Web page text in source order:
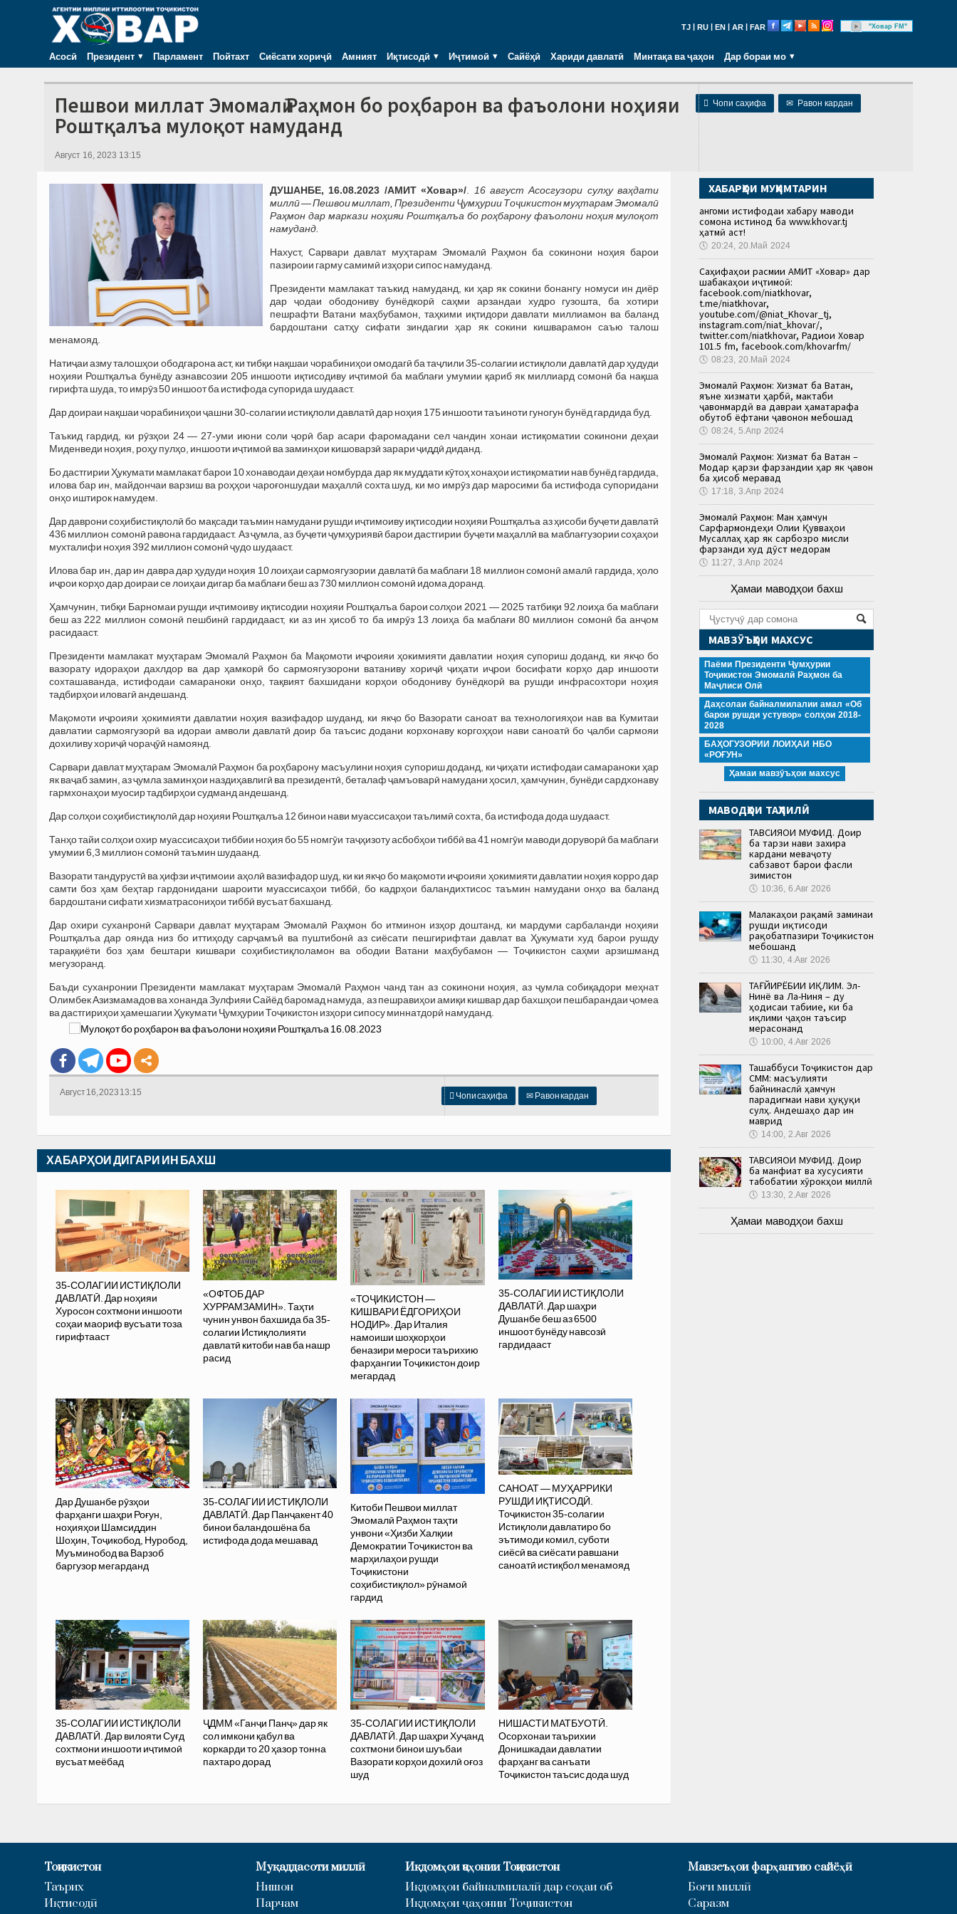
TJ RU EN AR FAR "Ховар FM"
Асосӣ Президент Парламент Пойтахт Сиёсати хориҷӣ Амният Иқтисодӣ Иҷтимоӣ Сайёҳӣ Хариди давлатӣ Минтақа ва ҷаҳон Дар бораи мо
 Чопи саҳифа ✉ Равон кардан
Пешвои миллат Эмомалӣ Раҳмон бо роҳбарон ва фаъолони ноҳияи
Роштқалъа мулоқот намуданд
Август 16, 2023 13:15
ДУШАНБЕ, 16.08.2023 /АМИТ «Ховар»/
16 август Асосгузори сулҳу ваҳдати
миллӣ — Пешвои миллат, Президенти Ҷумҳурии Тоҷикистон муҳтарам Эмомалӣ
Раҳмон дар маркази ноҳияи Роштқалъа бо роҳбарону фаъолони ноҳия мулоқот
намуданд.
Нахуст, Сарвари давлат муҳтарам Эмомалӣ Раҳмон ба сокинони ноҳия барои
пазироии гарму самимӣ изҳори сипос намуданд.
Президенти мамлакат таъкид намуданд, ки ҳар як сокини бонангу номуси ин диёр
дар ҷодаи ободониву бунёдкорӣ саҳми арзандаи худро гузошта, ба хотири
пешрафти Ватани маҳбубамон, таҳкими иқтидори давлати миллиамон ва баланд
бардоштани сатҳу сифати зиндагии ҳар як сокини кишварамон саъю талош
менамояд.
Натиҷаи азму талошҳои ободгарона аст, ки тибқи нақшаи чорабиниҳои омодагӣ ба таҷлили 35-солагии истиқлоли давлатӣ дар ҳудуди
ноҳияи Роштқалъа бунёду азнавсозии 205 иншооти иқтисодиву иҷтимоӣ ба маблағи умумии қариб як миллиард сомонӣ ба нақша
гирифта шуда, то имрӯз 50 иншоот ба истифода супорида шудааст.
Дар доираи нақшаи чорабиниҳои ҷашни 30-солагии истиқлоли давлатӣ дар ноҳия 175 иншооти таъиноти гуногун бунёд гардида буд.
Таъкид гардид, ки рӯзҳои 24 — 27-уми июни соли ҷорӣ бар асари фаромадани сел чандин хонаи истиқоматии сокинони деҳаи
Миденведи ноҳия, роҳу пулҳо, иншооти иҷтимоӣ ва заминҳои кишоварзӣ зарари ҷиддӣ диданд.
Бо дастгирии Ҳукумати мамлакат барои 10 хонаводаи деҳаи номбурда дар як муддати кӯтоҳ хонаҳои истиқоматии нав бунёд гардида,
илова бар ин, майдончаи варзиш ва роҳҳои чароғоншудаи маҳаллӣ сохта шуд, ки мо имрӯз дар маросими ба истифода супоридани
онҳо иштирок намудем.
Дар даврони соҳибистиқлолӣ бо мақсади таъмин намудани рушди иҷтимоиву иқтисодии ноҳияи Роштқалъа аз ҳисоби буҷети давлатӣ
436 миллион сомонӣ равона гардидааст. Аз ҷумла, аз буҷети ҷумҳуриявӣ барои дастгирии буҷети маҳаллӣ ва маблағгузории соҳаҳои
мухталифи ноҳия 392 миллион сомонӣ ҷудо шудааст.
Илова бар ин, дар ин давра дар ҳудуди ноҳия 10 лоиҳаи сармоягузории давлатӣ ба маблағи 18 миллион сомонӣ амалӣ гардида, ҳоло
иҷрои корҳо дар доираи се лоиҳаи дигар ба маблағи беш аз 730 миллион сомонӣ идома доранд.
Ҳамчунин, тибқи Барномаи рушди иҷтимоиву иқтисодии ноҳияи Роштқалъа барои солҳои 2021 — 2025 татбиқи 92 лоиҳа ба маблағи
беш аз 222 миллион сомонӣ пешбинӣ гардидааст, ки аз ин ҳисоб то ба имрӯз 13 лоиҳа ба маблағи 80 миллион сомонӣ ба анҷом
расидааст.
Президенти мамлакат муҳтарам Эмомалӣ Раҳмон ба Мақомоти иҷроияи ҳокимияти давлатии ноҳия супориш доданд, ки якҷо бо
вазорату идораҳои дахлдор ва дар ҳамкорӣ бо сармоягузорони ватаниву хориҷӣ ҷиҳати иҷрои босифати корҳо дар иншооти
сохташаванда, истифодаи самараноки онҳо, тақвият бахшидани корҳои ободониву бунёдкорӣ ва рушди инфрасохтори ноҳия
тадбирҳои иловагӣ андешанд.
Мақомоти иҷроияи ҳокимияти давлатии ноҳия вазифадор шуданд, ки якҷо бо Вазорати саноат ва технологияҳои нав ва Кумитаи
давлатии сармоягузорӣ ва идораи амволи давлатӣ доир ба таъсис додани корхонаву коргоҳҳои нави саноатӣ бо ҷалби сармояи
дохиливу хориҷӣ чораҷӯӣ намоянд.
Сарвари давлат муҳтарам Эмомалӣ Раҳмон ба роҳбарону масъулини ноҳия супориш доданд, ки ҷиҳати истифодаи самараноки ҳар
як ваҷаб замин, аз ҷумла заминҳои наздиҳавлигӣ ва президентӣ, беталаф ҷамъоварӣ намудани ҳосил, ҳамчунин, бунёди сардхонаву
гармхонаҳои муосир тадбирҳои судманд андешанд.
Дар солҳои соҳибистиқлолӣ дар ноҳияи Роштқалъа 12 бинои нави муассисаҳои таълимӣ сохта, ба истифода дода шудааст.
Танҳо тайи солҳои охир муассисаҳои тиббии ноҳия бо 55 номгӯи таҷҳизоту асбобҳои тиббӣ ва 41 номгӯи маводи доруворӣ ба маблағи
умумии 6,3 миллион сомонӣ таъмин шудаанд.
Вазорати тандурустӣ ва ҳифзи иҷтимоии аҳолӣ вазифадор шуд, ки ки якҷо бо мақомоти иҷроияи ҳокимияти давлатии ноҳия корро дар
самти боз ҳам беҳтар гардонидани шароити муассисаҳои тиббӣ, бо кадрҳои баландихтисос таъмин намудани онҳо ва баланд
бардоштани сифати хизматрасониҳои тиббӣ вусъат бахшанд.
Дар охири суханронӣ Сарвари давлат муҳтарам Эмомалӣ Раҳмон бо итминон изҳор доштанд, ки мардуми сарбаланди ноҳияи
Роштқалъа дар оянда низ бо иттиҳоду сарҷамъӣ ва пуштибонӣ аз сиёсати пешгирифтаи давлат ва Ҳукумати худ барои рушду
тараққиёти боз ҳам бештари кишвари соҳибистиқлоламон ва ободии Ватани маҳбубамон — Тоҷикистон саҳми арзишманд
мегузоранд.
Баъди суханронии Президенти мамлакат муҳтарам Эмомалӣ Раҳмон чанд тан аз сокинони ноҳия, аз ҷумла собиқадори меҳнат
Олимбек Азизмамадов ва хонанда Зулфияи Сайёд баромад намуда, аз пешравиҳои амиқи кишвар дар бахшҳои пешбарандаи ҷомеа
ва дастгириҳои ҳамешагии Ҳукумати Ҷумҳурии Тоҷикистон изҳори сипосу миннатдорӣ намуданд.
 Чопи саҳифа ✉ Равон кардан
Август 16, 2023 13:15
ХАБАРҲОИ ДИГАРИ ИН БАХШ
35-СОЛАГИИ ИСТИҚЛОЛИ
ДАВЛАТӢ. Дар ноҳияи
Хуросон сохтмони иншооти
соҳаи маориф вусъати тоза
гирифтааст
«ОФТОБ ДАР
ХУРРАМЗАМИН». Таҳти
чунин унвон бахшида ба 35-
солагии Истиқлолияти
давлатӣ китоби нав ба нашр
расид
«ТОҶИКИСТОН —
КИШВАРИ ЁДГОРИҲОИ
НОДИР». Дар Италия
намоиши шоҳкорҳои
беназири мероси таърихию
фарҳангии Тоҷикистон доир
мегардад
35-СОЛАГИИ ИСТИҚЛОЛИ
ДАВЛАТӢ. Дар шаҳри
Душанбе беш аз 6500
иншоот бунёду навсозӣ
гардидааст
Дар Душанбе рӯзҳои
фарҳанги шаҳри Роғун,
ноҳияҳои Шамсиддин
Шоҳин, Тоҷикобод, Нуробод,
Муъминобод ва Варзоб
баргузор мегарданд
35-СОЛАГИИ ИСТИҚЛОЛИ
ДАВЛАТӢ. Дар Панҷакент 40
бинои баландошёна ба
истифода дода мешавад
Китоби Пешвои миллат
Эмомалӣ Раҳмон таҳти
унвони «Ҳизби Халқии
Демократии Тоҷикистон ва
марҳилаҳои рушди
Тоҷикистони
соҳибистиқлол» рӯнамоӣ
гардид
САНОАТ — МУҲАРРИКИ
РУШДИ ИҚТИСОДӢ.
Тоҷикистон 35-солагии
Истиқлоли давлатиро бо
эътимоди комил, суботи
сиёсӣ ва сиёсати равшани
саноатӣ истиқбол менамояд
35-СОЛАГИИ ИСТИҚЛОЛИ
ДАВЛАТӢ. Дар вилояти Суғд
сохтмони иншооти иҷтимоӣ
вусъат меёбад
ҶДММ «Ганҷи Панҷ» дар як
сол имкони қабул ва
коркарди то 20 ҳазор тонна
пахтаро дорад
35-СОЛАГИИ ИСТИҚЛОЛИ
ДАВЛАТӢ. Дар шаҳри Хуҷанд
сохтмони бинои шуъбаи
Вазорати корҳои дохилӣ оғоз
шуд
НИШАСТИ МАТБУОТӢ.
Осорхонаи таърихии
Донишкадаи давлатии
фарҳанг ва санъати
Тоҷикистон таъсис дода шуд
ХАБАРҲОИ МУҲИМТАРИН
Ҳангоми истифодаи хабару маводи
сомона истинод ба www.khovar.tj
ҳатмӣ аст!
🕔 20:24, 20.Май 2024
Саҳифаҳои расмии АМИТ «Ховар» дар
шабакаҳои иҷтимоӣ:
facebook.com/niatkhovar,
t.me/niatkhovar,
youtube.com/@niat_Khovar_tj,
instagram.com/niat_khovar/,
twitter.com/niatkhovar, Радиои Ховар
101.5 fm, facebook.com/khovarfm/
🕔 08:23, 20.Май 2024
Эмомалӣ Раҳмон: Хизмат ба Ватан,
яъне хизмати ҳарбӣ, мактаби
ҷавонмардӣ ва давраи ҳаматарафа
обутоб ёфтани ҷавонон мебошад
🕔 08:24, 5.Апр 2024
Эмомалӣ Раҳмон: Хизмат ба Ватан –
Модар қарзи фарзандии ҳар як ҷавон
ба ҳисоб меравад
🕔 17:18, 3.Апр 2024
Эмомалӣ Раҳмон: Ман ҳамчун
Сарфармондеҳи Олии Қувваҳои
Мусаллаҳ ҳар як сарбозро мисли
фарзанди худ дӯст медорам
🕔 11:27, 3.Апр 2024
Ҳамаи маводҳои бахш
МАВЗӮЪҲОИ МАХСУС
Паёми Президенти Ҷумҳурии
Тоҷикистон Эмомалӣ Раҳмон ба
Маҷлиси Олӣ
Даҳсолаи байналмилалии амал «Об
барои рушди устувор» солҳои 2018-
2028
БАҲОГУЗОРИИ ЛОИҲАИ НБО
«РОҒУН»
Ҳамаи мавзӯъҳои махсус
МАВОДҲОИ ТАҲЛИЛӢ
ТАВСИЯҲОИ МУФИД. Доир
ба тарзи нави захира
кардани меваҷоту
сабзавот барои фасли
зимистон
🕔 10:36, 6.Авг 2026
Малакаҳои рақамӣ заминаи
рушди иқтисоди
рақобатпазири Тоҷикистон
мебошанд
🕔 11:30, 4.Авг 2026
ТАҒЙИРЁБИИ ИҚЛИМ. Эл-
Нинё ва Ла-Ниня – ду
ҳодисаи табиие, ки ба
иқлими ҷаҳон таъсир
мерасонанд
🕔 10:00, 4.Авг 2026
Ташаббуси Тоҷикистон дар
СММ: масъулияти
байнинаслӣ ҳамчун
парадигмаи нави ҳуқуқи
сулҳ. Андешаҳо дар ин
маврид
🕔 14:00, 2.Авг 2026
ТАВСИЯҲОИ МУФИД. Доир
ба манфиат ва хусусияти
табобатии хӯрокҳои миллӣ
🕔 13:30, 2.Авг 2026
Ҳамаи маводҳои бахш
Тоҷикистон
Таърих
Иқтисодӣ
Муқаддасоти миллӣ
Нишон
Парчам
Иқдомҳои ҷаҳонии Тоҷикистон
Иқдомҳои байналмилалӣ дар соҳаи об
Иқдомҳои ҷаҳонии Тоҷикистон
Мавзеъҳои фарҳангию сайёҳӣ
Боғи миллӣ
Саразм